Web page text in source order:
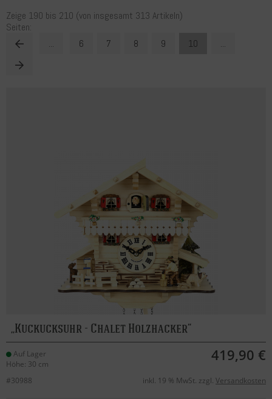
Zeige 190 bis 210 (von insgesamt 313 Artikeln)
Seiten:
...
6 7 8 9 10 ...
Kuckucksuhr - Chalet Holzhacker
Auf Lager
Höhe: 30 cm
419,90 €
#30988 inkl. 19 % MwSt. zzgl. Versandkosten